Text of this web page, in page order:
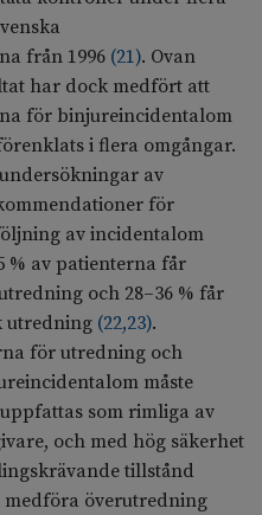
från 1996 (21). Ovan
har dock medfört att
för binjureincidentalom
i flera omgångar.
av
för
av incidentalom
% av patienterna får
och 28–36 % får
utredning (22,23).
för utredning och
måste
som rimliga av
och med hög säkerhet
tillstånd
överutredning